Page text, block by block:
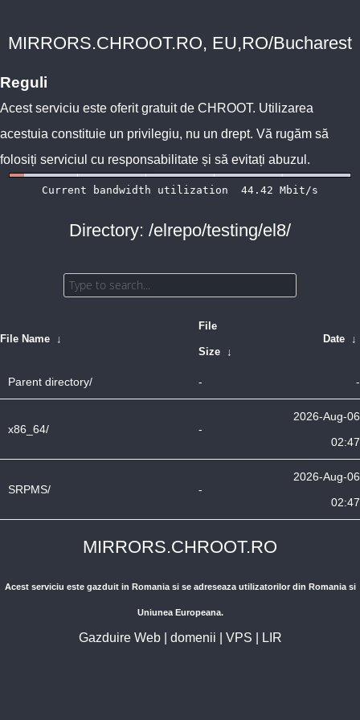
MIRRORS.CHROOT.RO, EU,RO/Bucharest
Reguli
Acest serviciu este oferit gratuit de CHROOT. Utilizarea
acestuia constituie un privilegiu, nu un drept. Vă rugăm să
folosiți serviciul cu responsabilitate și să evitați abuzul.
Directory: /elrepo/testing/el8/
File Name ↓
File
Size ↓
Date ↓
Parent directory/ - -
x86_64/ -
2026-Aug-06
02:47
SRPMS/ -
2026-Aug-06
02:47
MIRRORS.CHROOT.RO
Acest serviciu este gazduit in Romania si se adreseaza utilizatorilor din Romania si
Uniunea Europeana.
Gazduire Web| domenii VPS LIR